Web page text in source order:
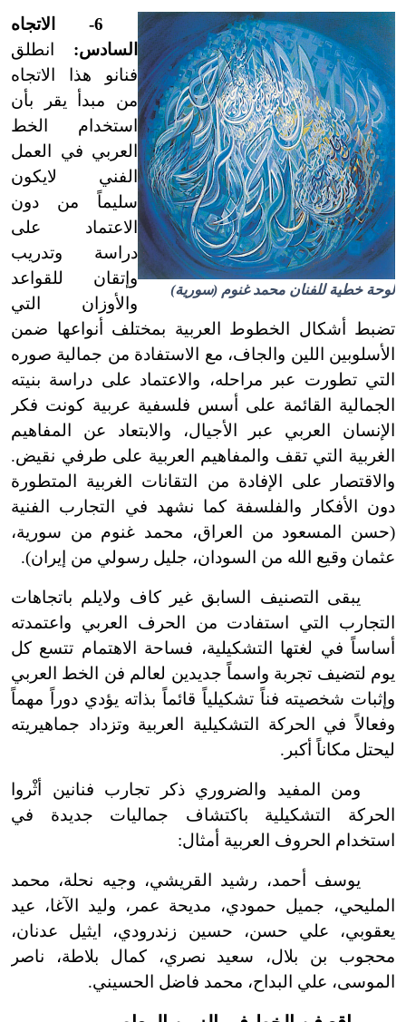
لوحة خطية للفنان محمد غنوم (سورية)
6
-الاتجاه
السادس: انطلق
فنانو هذا الاتجاه
من مبدأ يقر بأن
استخدام الخط
العربي في العمل
الفني لايكون
سليماً من دون
الاعتماد على
دراسة وتدريب
وإتقان للقواعد
والأوزان التي
تضبط أشكال الخطوط العربية بمختلف أنواعها ضمن
الأسلوبين اللين والجاف، مع الاستفادة من جمالية صوره
التي تطورت عبر مراحله، والاعتماد على دراسة بنيته
الجمالية القائمة على أسس فلسفية عربية كونت فكر
الإنسان العربي عبر الأجيال، والابتعاد عن المفاهيم
الغربية التي تقف والمفاهيم العربية على طرفي نقيض.
والاقتصار على الإفادة من التقانات الغربية المتطورة
دون الأفكار والفلسفة كما نشهد في التجارب الفنية
(حسن المسعود من العراق، محمد غنوم من سورية،
عثمان وقيع الله من السودان، جليل رسولي من إيران).
يبقى التصنيف السابق غير كاف ولايلم باتجاهات
التجارب التي استفادت من الحرف العربي واعتمدته
أساساً في لغتها التشكيلية، فساحة الاهتمام تتسع كل
يوم لتضيف تجربة واسماً جديدين لعالم فن الخط العربي
وإثبات شخصيته فناً تشكيلياً قائماً بذاته يؤدي دوراً مهماً
وفعالاً في الحركة التشكيلية العربية وتزداد جماهيريته
ليحتل مكاناً أكبر.
ومن المفيد والضروري ذكر تجارب فنانين أثْروا
الحركة التشكيلية باكتشاف جماليات جديدة في
استخدام الحروف العربية أمثال:
يوسف أحمد، رشيد القريشي، وجيه نحلة، محمد
المليحي، جميل حمودي، مديحة عمر، وليد الآغا، عيد
يعقوبي، علي حسن، حسين زندرودي، ايثيل عدنان،
محجوب بن بلال، سعيد نصري، كمال بلاطة، ناصر
الموسى، علي البداح، محمد فاضل الحسيني.